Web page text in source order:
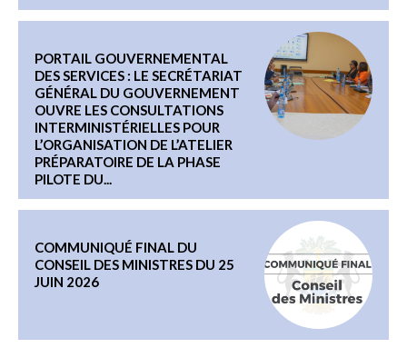
PORTAIL GOUVERNEMENTAL
DES SERVICES : LE SECRÉTARIAT
GÉNÉRAL DU GOUVERNEMENT
OUVRE LES CONSULTATIONS
INTERMINISTÉRIELLES POUR
L’ORGANISATION DE L’ATELIER
PRÉPARATOIRE DE LA PHASE
PILOTE DU...
COMMUNIQUÉ FINAL DU
CONSEIL DES MINISTRES DU 25
JUIN 2026